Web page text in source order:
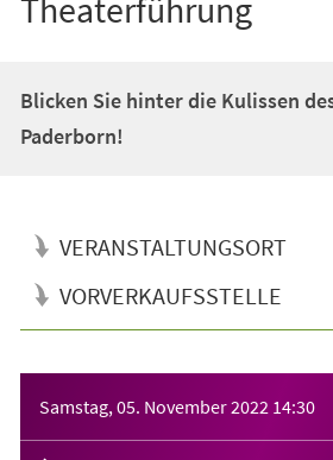
Blicken Sie hinter die Kulissen
Paderborn!
VERANSTALTUNGSORT
VORVERKAUFSSTELLE
Samstag, 05. November 2022 14:30